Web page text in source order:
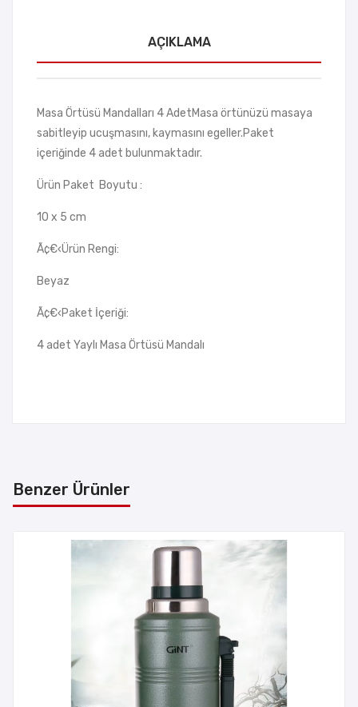
AÇIKLAMA
Masa Örtüsü Mandalları 4 AdetMasa örtünüzü masaya
sabitleyip ucuşmasını, kaymasını egeller.Paket
içeriğinde 4 adet bulunmaktadır.
Ürün Paket Boyutu :
10 x 5 cm
Ã¢€‹Ürün Rengi:
Beyaz
Ã¢€‹Paket İçeriği:
4 adet Yaylı Masa Örtüsü Mandalı
Benzer Ürünler